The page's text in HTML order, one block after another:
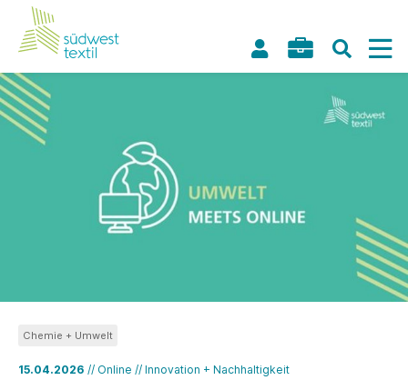
15.04.2026 // Online // Innovation + Nachhaltigkeit
Chemie + Umwelt